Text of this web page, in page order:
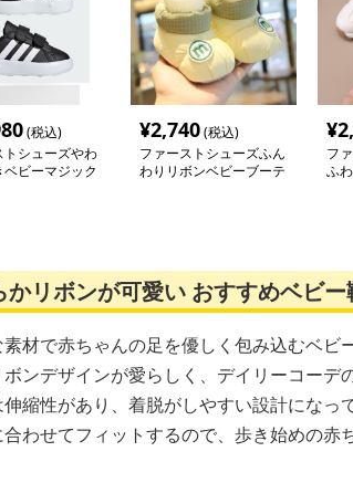
(税込)
トシューズやわ
ベビーマジック
¥2,740(税込)
ファーストシューズふん
わりリボンベビーブーテ
¥
フ
ふ
かリボンが可愛い おすすめベビ
材で赤ちゃんの足を優しく包み込むベビ
ンデザインが愛らしく、デイリーコーデ
縮性があり、着脱がしやすい設計になっ
わせてフィットするので、歩き始めの赤